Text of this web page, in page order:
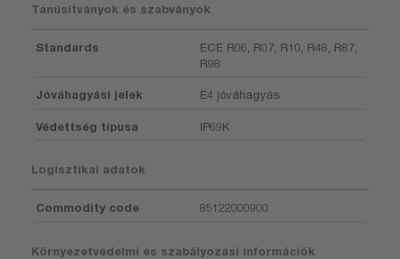
Tanúsítványok és szabványok
Standards
ECE R06, R07, R10, R48, R87,
R98
Jóváhagyási jelek E4 jóváhagyás
Védettség típusa IP69K
Logisztikai adatok
Commodity code 85122000900
Környezetvédelmi és szabályozási információk